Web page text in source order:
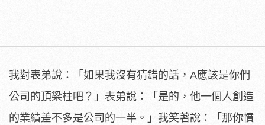
我對表弟說：「如果我沒有猜錯的話，A應該是你們
公司的頂梁柱吧？」表弟說：「是的，他一個人創造
的業績差不多是公司的一半。」我笑著說：「那你憤